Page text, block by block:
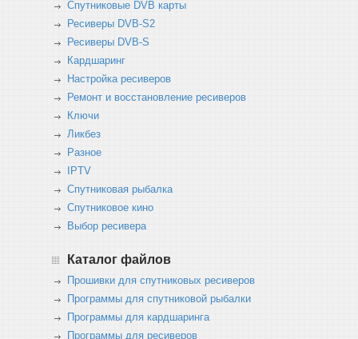
Спутниковые DVB карты
Ресиверы DVB-S2
Ресиверы DVB-S
Кардшаринг
Настройка ресиверов
Ремонт и восстановление ресиверов
Ключи
Ликбез
Разное
IPTV
Спутниковая рыбалка
Спутниковое кино
Выбор ресивера
Каталог файлов
Прошивки для спутниковых ресиверов
Программы для спутниковой рыбалки
Программы для кардшаринга
Программы для ресиверов